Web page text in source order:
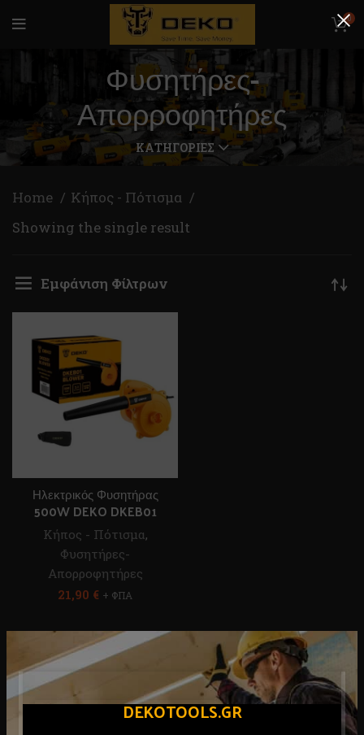
DEKOTOOLS.GR
0
Φυσητήρες-
Απορροφητήρες
ΚΑΤΗΓΟΡΊΕΣ
Home
Κήπος - Πότισμα
Showing the single result
Εμφάνιση Φίλτρων
Ηλεκτρικός Φυσητήρας
500W DEKO DKEB01
Κήπος - Πότισμα,
Φυσητήρες-
Απορροφητήρες
21,90 € + ΦΠΑ